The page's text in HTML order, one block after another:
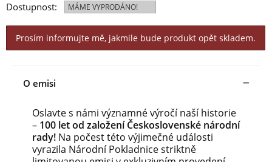
Dostupnost:
MÁME VYPRODÁNO!
Prosím informujte mě, jakmile bude produkt opět skladem.
O emisi
Oslavte s námi významné výročí naší historie
– 100 let od založení Československé národní
rady! Na počest této výjimečné události
vyrazila Národní Pokladnice striktně